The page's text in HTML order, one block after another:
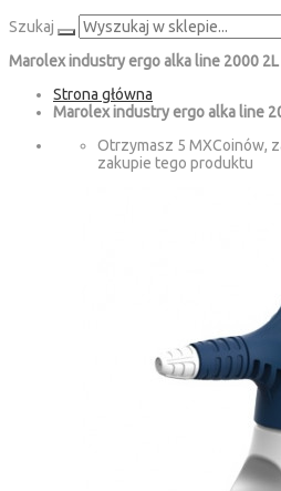
Szukaj
Marolex industry ergo alka line 2000 2L
Strona główna
Marolex industry ergo alka line
Otrzymasz 5 MXCoinów,
zakupie tego produktu